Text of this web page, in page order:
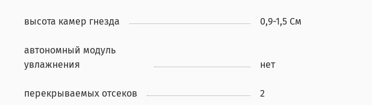
высота камер гнезда 0,9-1,5 См
автономный модуль
увлажнения
нет
перекрываемых отсеков 2